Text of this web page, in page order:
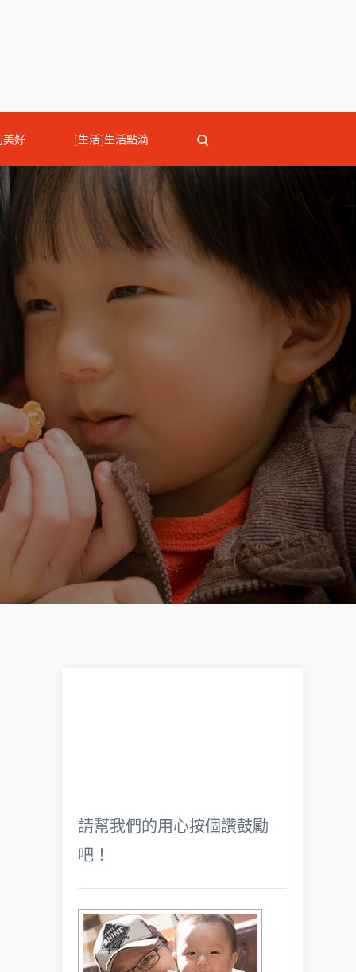
美好 [生活]生活點滴
請幫我們的用心按個讚鼓勵
吧！